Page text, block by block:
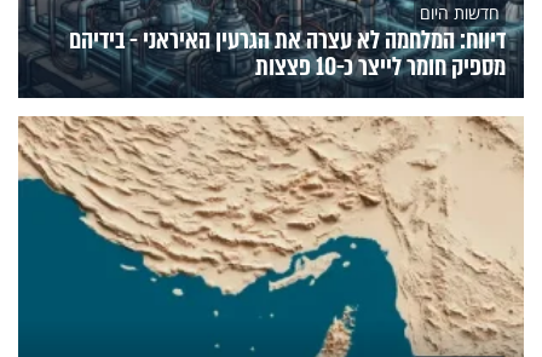
חדשות היום
דיווח: המלחמה לא עצרה את הגרעין האיראני - בידיהם
מספיק חומר לייצר כ-10 פצצות